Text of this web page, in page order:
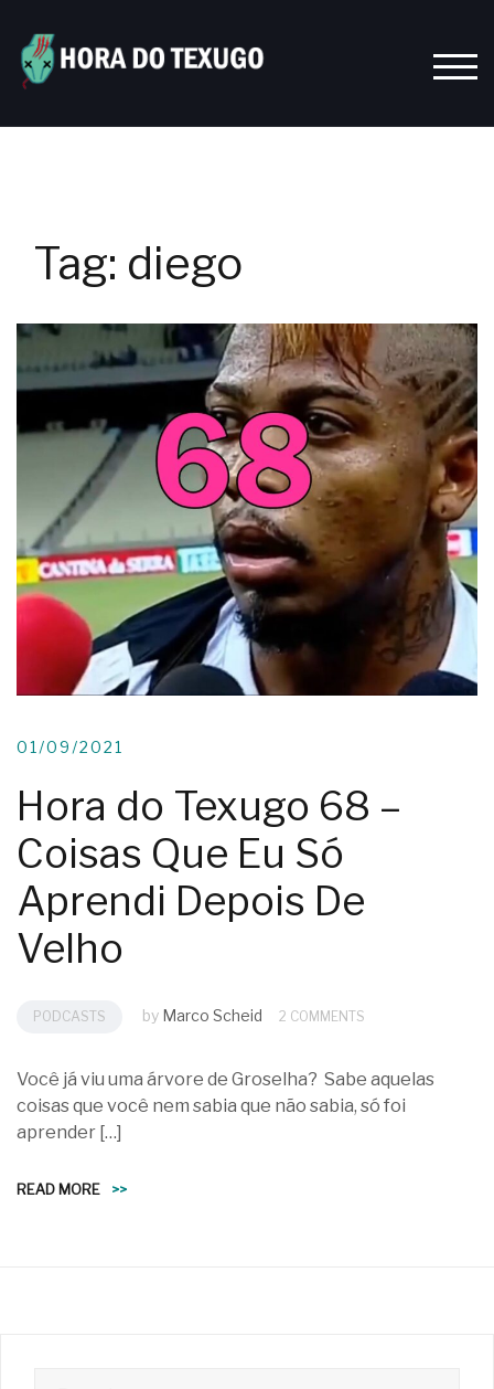
content
Tag: diego
01/09/2021
Hora do Texugo 68 –
Coisas Que Eu Só
Aprendi Depois De
Velho
PODCASTS by Marco Scheid 2 COMMENTS
Você já viu uma árvore de Groselha? Sabe aquelas
coisas que você nem sabia que não sabia, só foi
aprender […]
READ MORE >>